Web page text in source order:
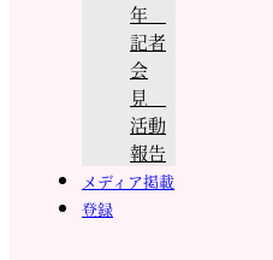
年
記者
会
見
活動
報告
メディア掲載
登録